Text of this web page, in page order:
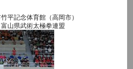
平記念体育館（高岡市）
太極拳連盟